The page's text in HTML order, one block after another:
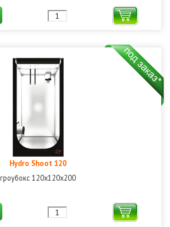
Hydro Shoot 120
гроубокс 120х120х200